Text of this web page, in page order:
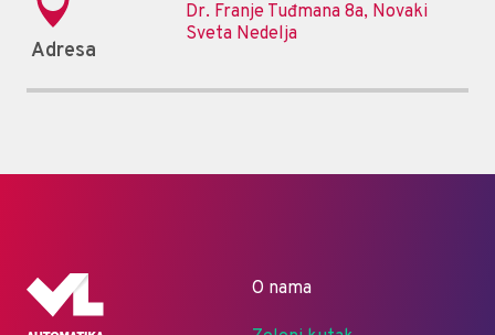
Adresa
Dr. Franje Tuđmana 8a, Novaki
Sveta Nedelja
O nama